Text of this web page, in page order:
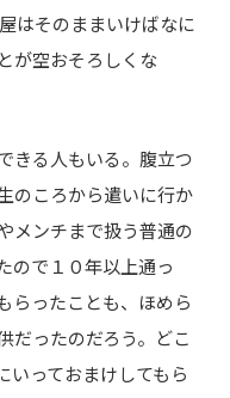
はそのままいけばなに
が空おそろしくな
きる人もいる。腹立つ
のころから遣いに行か
メンチまで扱う普通の
ので１０年以上通っ
らったことも、ほめら
だったのだろう。どこ
いっておまけしてもら